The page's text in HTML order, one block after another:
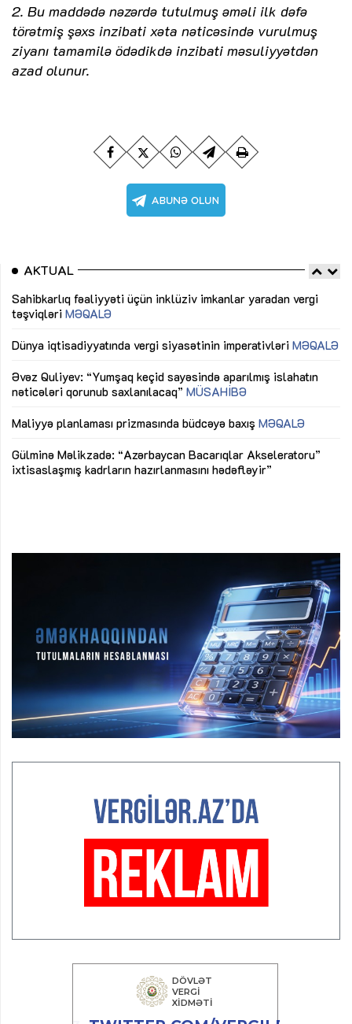
2. Bu maddədə nəzərdə tutulmuş əməli ilk dəfə
törətmiş şəxs inzibati xəta nəticəsində vurulmuş
ziyanı tamamilə ödədikdə inzibati məsuliyyətdən
azad olunur.
AKTUAL
Sahibkarlıq fəaliyyəti üçün inklüziv imkanlar yaradan vergi
təşviqləri MƏQALƏ
Dünya iqtisadiyyatında vergi siyasətinin imperativləri MƏQALƏ
Əvəz Quliyev: “Yumşaq keçid sayəsində aparılmış islahatın
nəticələri qorunub saxlanılacaq” MÜSAHİBƏ
Maliyyə planlaması prizmasında büdcəyə baxış MƏQALƏ
Gülminə Məlikzadə: “Azərbaycan Bacarıqlar Akseleratoru”
ixtisaslaşmış kadrların hazırlanmasını hədəfləyir”